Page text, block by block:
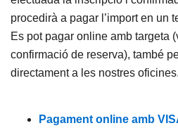
procedirà a pagar l’import en un
Es pot pagar online amb targeta
confirmació de reserva), també
directament a les nostres oficines.
Pagament online amb